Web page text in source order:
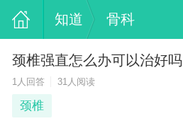
知道 骨科
颈椎强直怎么办可以治好吗
1人回答 31人阅读
颈椎